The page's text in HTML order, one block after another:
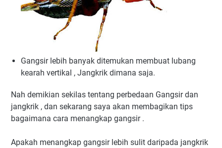
Gangsir lebih banyak ditemukan membuat lubang
kearah vertikal , Jangkrik dimana saja.
Nah demikian sekilas tentang perbedaan Gangsir dan
jangkrik , dan sekarang saya akan membagikan tips
bagaimana cara menangkap gangsir .
Apakah menangkap gangsir lebih sulit daripada jangkrik